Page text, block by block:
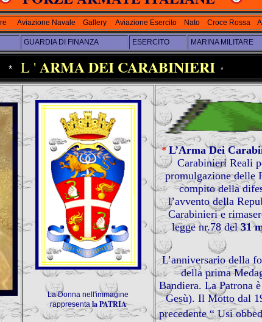
Aviazione Navale Gallery Aviazione Esercito Nato Croce Rossa
GUARDIA DI FINANZA ESERCITO MARINA MILITARE
* L 'ARMA DEI CARABINIERI *
La Donna nell'immagine
rappresenta la PATRIA
* L’Arma Dei
Carabinieri Reali
promulgazione delle
compito della
l’avvento della
Carabinieri e
legge nr.78 del31
L’anniversario della
della prima
Bandiera. La Patrona
Gesù). Il Motto dal
precedente “ Usi